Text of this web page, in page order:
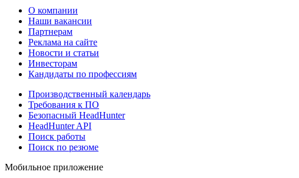
О компании
Наши вакансии
Партнерам
Реклама на сайте
Новости и статьи
Инвесторам
Кандидаты по профессиям
Производственный календарь
Требования к ПО
Безопасный HeadHunter
HeadHunter API
Поиск работы
Поиск по резюме
Мобильное приложение